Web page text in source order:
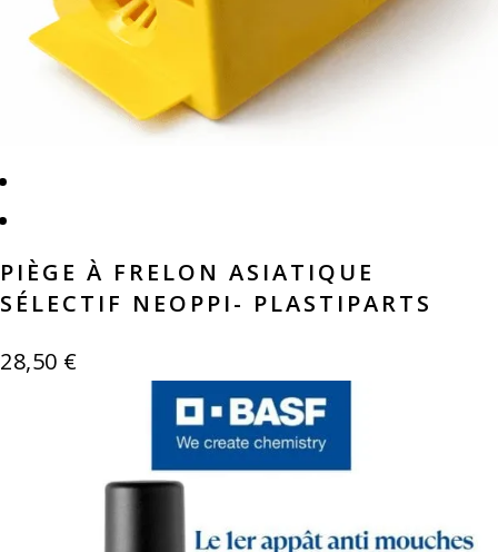
PIÈGE À FRELON ASIATIQUE
SÉLECTIF NEOPPI- PLASTIPARTS
28,50 €